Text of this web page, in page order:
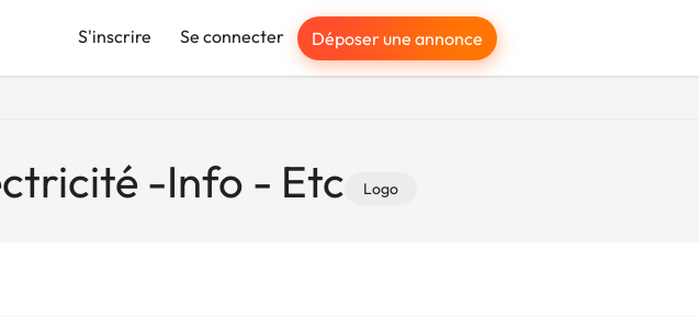
S'inscrire Se connecter Déposer une annonce
-Info - Etc Logo